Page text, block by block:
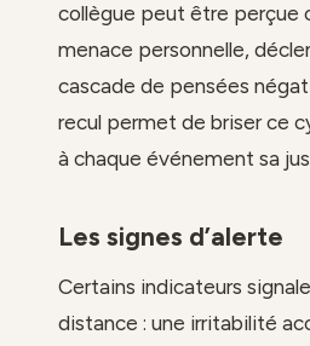
collègue peut être perçue
menace personnelle,
cascade de pensées
recul permet de briser ce
à chaque événement sa
Les signes d’alerte
Certains indicateurs
distance : une irritabilité